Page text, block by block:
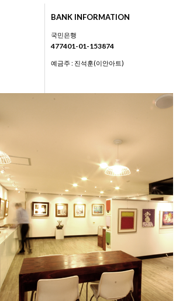
BANK INFORMATION
국민은행
477401-01-153874
예금주 : 진석훈(이안아트)